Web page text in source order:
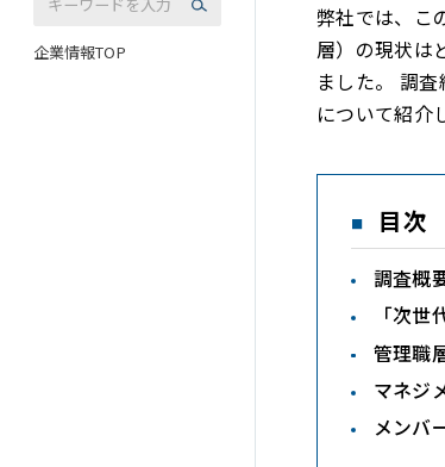
企業情報TOP
弊社では、こ
層）の現状は
ました。 調
について紹介
目次
調査概
「次
管理職
マネジ
メンバ